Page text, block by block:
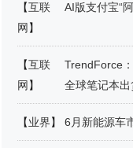
【互联
网 】
AI版支付宝“
【互联
网 】
TrendForce
全球笔记本
【业界】 6月新能源车